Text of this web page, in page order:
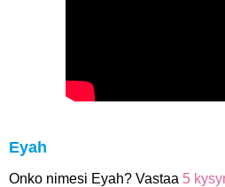
Eyah
Onko nimesi Eyah? Vastaa 5